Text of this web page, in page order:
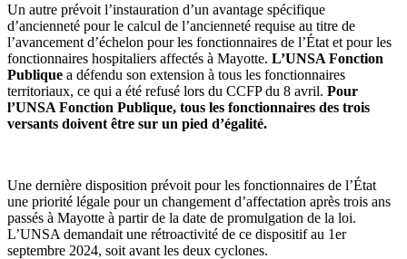
Un autre prévoit l’instauration d’un avantage spécifique
d’ancienneté pour le calcul de l’ancienneté requise au titre de
l’avancement d’échelon pour les fonctionnaires de l’État et pour les
fonctionnaires hospitaliers affectés à Mayotte. L’UNSA Fonction
Publique a défendu son extension à tous les fonctionnaires
territoriaux, ce qui a été refusé lors du CCFP du 8 avril. Pour
l’UNSA Fonction Publique, tous les fonctionnaires des trois
versants doivent être sur un pied d’égalité.
Une dernière disposition prévoit pour les fonctionnaires de l’État
une priorité légale pour un changement d’affectation après trois ans
passés à Mayotte à partir de la date de promulgation de la loi.
L’UNSA demandait une rétroactivité de ce dispositif au 1er
septembre 2024, soit avant les deux cyclones.